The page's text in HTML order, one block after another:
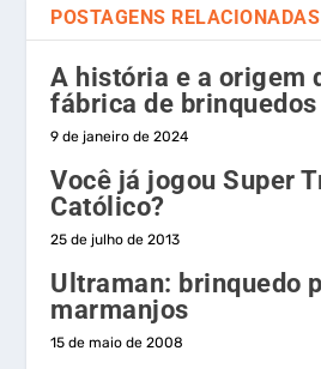
POSTAGENS RELACIONADAS
A história e a origem
fábrica de
9 de janeiro de 2024
Você já jogou Super
Católico?
25 de julho de 2013
Ultraman: brinquedo
marmanjos
15 de maio de 2008